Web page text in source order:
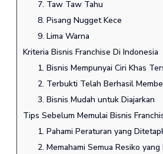
7. Taw Taw Tahu
8. Pisang Nugget Kece
9. Lima Warna
Kriteria Bisnis Franchise Di Indonesia
1. Bisnis Mempunyai Ciri Khas
2. Terbukti Telah Berhasil
3. Bisnis Mudah untuk Diajarkan
Tips Sebelum Memulai Bisnis
1. Pahami Peraturan yang
2. Memahami Semua Resiko